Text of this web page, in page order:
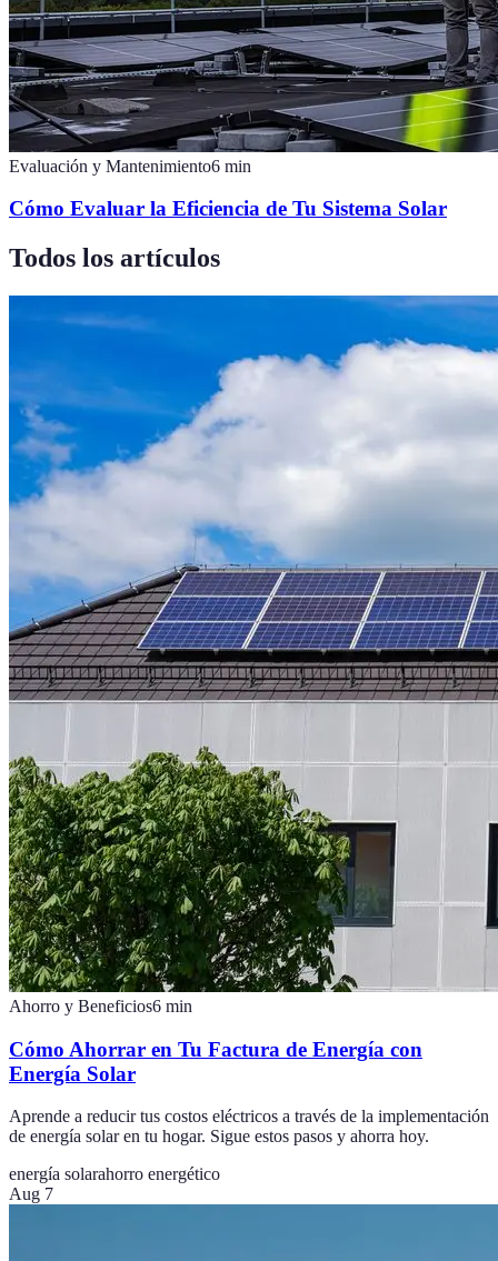
Evaluación y Mantenimiento6 min
Cómo Evaluar la Eficiencia de Tu Sistema Solar
Todos los artículos
Ahorro y Beneficios6 min
Cómo Ahorrar en Tu Factura de Energía con
Energía Solar
Aprende a reducir tus costos eléctricos a través de la implementación
de energía solar en tu hogar. Sigue estos pasos y ahorra hoy.
energía solarahorro energético
Aug 7